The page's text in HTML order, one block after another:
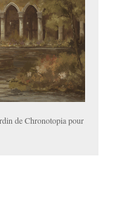
de Chronotopia pour